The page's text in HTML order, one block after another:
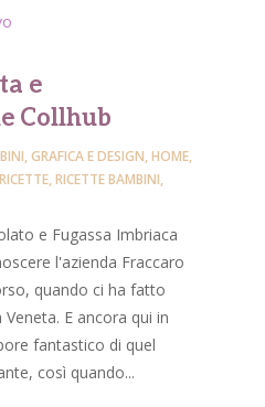
e
Collhub
,GRAFICA E DESIGN,HOME,
RICETTE,RICETTE BAMBINI,
e Fugassa Imbriaca
l'azienda Fraccaro
quando ci ha fatto
E ancora qui in
fantastico di quel
così quando...